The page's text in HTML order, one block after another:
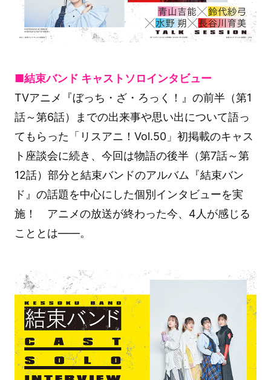
■結束バンド キャストソロインタビュー
TVアニメ『ぼっち・ざ・ろっく！』の前半（第1
話～第6話）までの出来事や思い出について語っ
てもらった「リスアニ！Vol.50」初掲載のキャス
ト座談会に続き、今回は物語の後半（第7話～第
12話）部分と結束バンドのアルバム『結束バン
ド』の話題を中心にした個別インタビューを実
施！ アニメの放送が終わった今、4人が感じる
こととは――。